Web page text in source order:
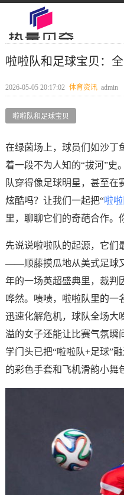
啦啦队和足球宝贝：
2026-05-05 20:17:02 体育资讯 admin
啦啦队和足球宝贝
在绿茵场上，球员们如沙丁
着一段不为人知的“拔河”史
队穿得像足球明星，甚至在
炫酷吗？让我们一起把“啦
里，聊聊它们的奇葩合作。
先说说啦啦队的起源，它们
——顺藤摸瓜地从美式足球
年的一场英超盛典里，裁判
哗然。啧啧，啦啦队里的一
迅速化解危机，球队全场大
溢的女子还能让比赛气氛瞬
学门头已把“啦啦队+足球”
的彩色手套和飞机滑韵小舞